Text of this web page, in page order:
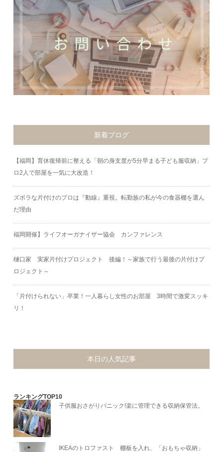
新着ブログ
【福岡】育休復帰前に整える「朝の身支度が5分早まる子ども服収納」プ
ロ2人で部屋を一気に大改造！
ズボラな片付けのプロは『動線』重視。転勤族の私が今の食器棚を選ん
だ理由
福岡開催】ライフオーガナイザー協会 カンファレンス
樋口家 実家片付けプロジェクト 後編！～家族で行う最後の片付けプ
ロジェクト～
「片付けられない」卒業！一人暮らし女性のお部屋 3時間で激変スッキ
リ！
本日の人気記事
ランキングTOP10
子供服おさがりパニック!楽に管理できる収納保管法。
IKEAのトロファスト 棚板を入れ、「おもちゃ収納」